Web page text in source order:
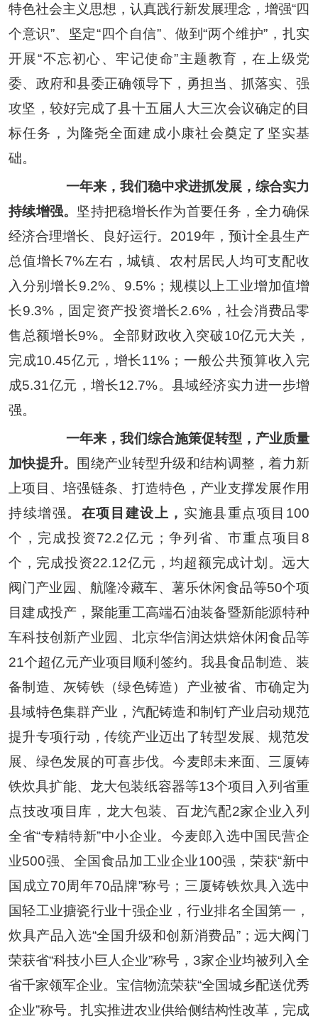
特色社会主义思想，认真践行新发展理念，增强“四
个意识”、 坚定“四个自信”、做到“两个维护” ，扎实
开展“不忘初心、牢记使命”主题教育，在上级党
委、政府和县委正确领导下，勇担当、抓落实、强
攻坚，较好完成了县十五届人大三次会议确定的目
标任务，为隆尧全面建成小康社会奠定了坚实基
础。
一年来，我们稳中求进抓发展，综合实力
持续增强。 坚持把稳增长作为首要任务，全力确保
经济合理增长、良好运行。 2019年，预计全县生产
总值增长7%左右，城镇、农村居民人均可支配收
入分别增长9.2%、 9.5% ；规模以上工业增加值增
长9.3%，固定资产投资增长2.6%，社会消费品零
售总额增长9%。全部财政收入突破10亿元大关，
完成10.45亿元，增长11% ；一般公共预算收入完
成5.31亿元，增长12.7%。县域经济实力进一步增
强。
一年来，我们综合施策促转型，产业质量
加快提升。
围绕产业转型升级和结构调整，着力新
上项目、培强链条、打造特色，产业支撑发展作用
持续增强。 在项目建设上， 实施县重点项目 100
个，完成投资72.2亿元；争列省、市重点项目8
个，完成投资22.12亿元，均超额完成计划。远大
阀门产业园、航隆冷藏车、薯乐休闲食品等50个项
目建成投产，聚能重工高端石油装备暨新能源特种
车科技创新产业园、北京华信润达烘焙休闲食品等
21个超亿元产业项目顺利签约。我县食品制造、装
备制造、灰铸铁（绿色铸造）产业被省、市确定为
县域特色集群产业，汽配铸造和制钉产业启动规范
提升专项行动，传统产业迈出了转型发展、规范发
展、绿色发展的可喜步伐。今麦郎未来面、三厦铸
铁炊具扩能、龙大包装纸容器等13个项目入列省重
点技改项目库，龙大包装、百龙汽配2家企业入列
全省“专精特新”中小企业。今麦郎入选中国民营企
业500强、全国食品加工业企业100强，荣获“新中
国成立70周年70品牌”称号；三厦铸铁炊具入选中
国轻工业搪瓷行业十强企业，行业排名全国第一，
炊具产品入选“全国升级和创新消费品”；远大阀门
荣获省“科技小巨人企业”称号，3家企业均被列入全
省千家领军企业。宝信物流荣获“全国城乡配送优秀
企业”称号。扎实推进农业供给侧结构性改革，完成